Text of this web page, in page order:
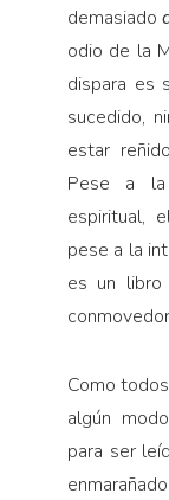
demasiado
odio de la
dispara es
sucedido,
estar
Pese a
espiritual,
pese a la
es un libro
Como
algún
para ser